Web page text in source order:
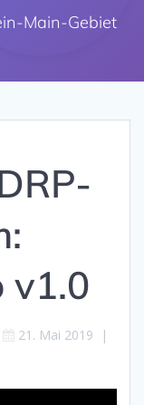
Main-Gebiet
v1.0
21. Mai 2019 |